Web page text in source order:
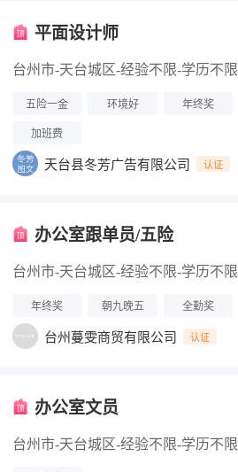
平面设计师
台州市-天台城区-经验不限-学历不限
五险一金 环境好 年终奖
加班费
天台县冬芳广告有限公司 认证
办公室跟单员/五险
台州市-天台城区-经验不限-学历不限
年终奖 朝九晚五 全勤奖
台州蔓雯商贸有限公司 认证
办公室文员
台州市-天台城区-经验不限-学历不限